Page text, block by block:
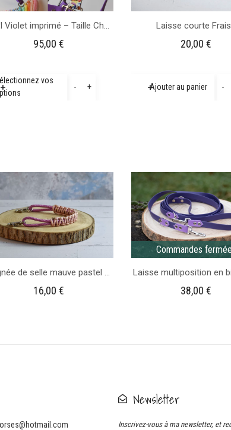
95,00 €
vos
-
quantité
Taille
Cheval
+
Laisse courte
20,00€
Ajouter au panier -
Poignée de selle mauve pastel à paillettes
16,00 €
Commandes
Laisse multiposition en
38,00€
Newsletter
Inscrivez-vous à ma newsletter, et